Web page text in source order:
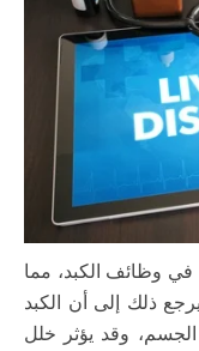
وظائف الكبد، مما
ذلك إلى أن الكبد
وقد يؤثر خلل